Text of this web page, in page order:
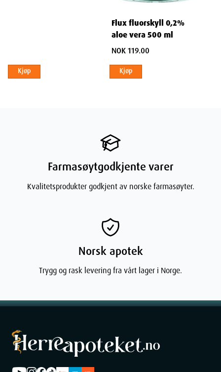
Depth
Kjøp
Flux fluorskyll 0,2%
aloe vera 500 ml
NOK 119.00
Kjøp
Farmasøytgodkjente varer
Kvalitetsprodukter godkjent av norske farmasøyter.
Norsk apotek
Trygg og rask levering fra vårt lager i Norge.